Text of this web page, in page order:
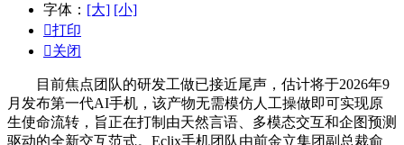
字体： [大] [小]
打印
关闭
目前焦点团队的研发工做已接近尾声，估计将于2026年9
月发布第一代AI手机，该产物无需模仿人工操做即可实现原
生使命流转，旨正在打制由天然言语、多模态交互和企图预测
驱动的全新交互范式。Eclix手机团队由前金立集团副总裁俞